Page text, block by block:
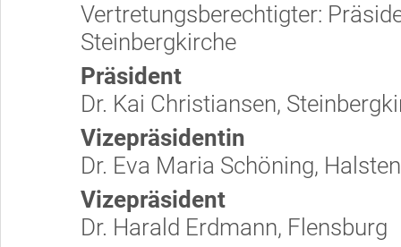
Vertretungsberechtigter:
Steinbergkirche
Präsident
Dr. Kai Christiansen,
Vizepräsidentin
Dr. Eva Maria Schöning,
Vizepräsident
Dr. Harald Erdmann, Flensburg